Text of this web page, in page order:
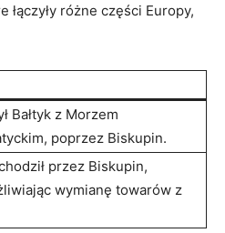
łączyły różne ​części Europy,
Bałtyk z Morzem
poprzez ⁤Biskupin.
przez Biskupin,
wymianę towarów z